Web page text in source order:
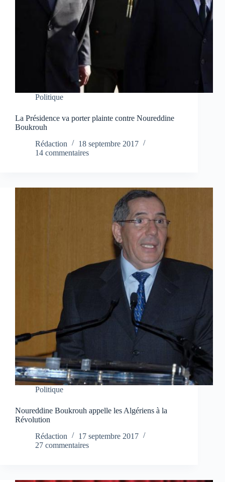
Politique
La Présidence va porter plainte contre Noureddine
Boukrouh
Rédaction
18 septembre 2017
14 commentaires
Politique
Noureddine Boukrouh appelle les Algériens à la
Révolution
Rédaction
17 septembre 2017
27 commentaires